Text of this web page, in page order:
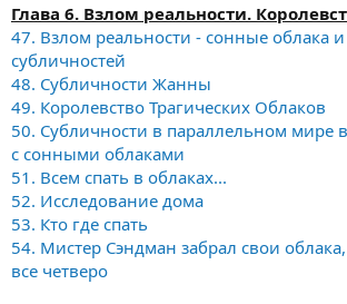
Глава 6. Взлом реальности.
47. Взлом реальности - сонные облака
субличностей
48. Субличности Жанны
49. Королевство Трагических Облаков
50. Субличности в параллельном мире
с сонными облаками
51. Всем спать в облаках...
52. Исследование дома
53. Кто где спать
54. Мистер Сэндман забрал свои
все четверо